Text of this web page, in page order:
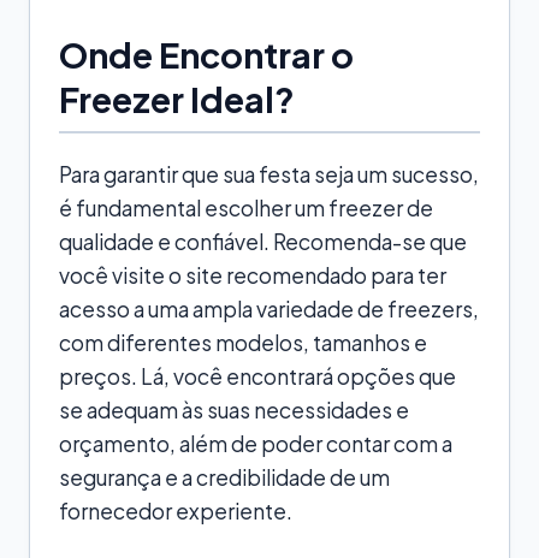
Onde Encontrar o
Freezer Ideal?
Para garantir que sua festa seja um sucesso,
é fundamental escolher um freezer de
qualidade e confiável. Recomenda-se que
você visite o site recomendado para ter
acesso a uma ampla variedade de freezers,
com diferentes modelos, tamanhos e
preços. Lá, você encontrará opções que
se adequam às suas necessidades e
orçamento, além de poder contar com a
segurança e a credibilidade de um
fornecedor experiente.